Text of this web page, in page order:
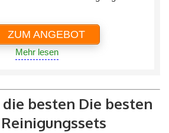
ZUM ANGEBOT
Mehr lesen
besten Die besten